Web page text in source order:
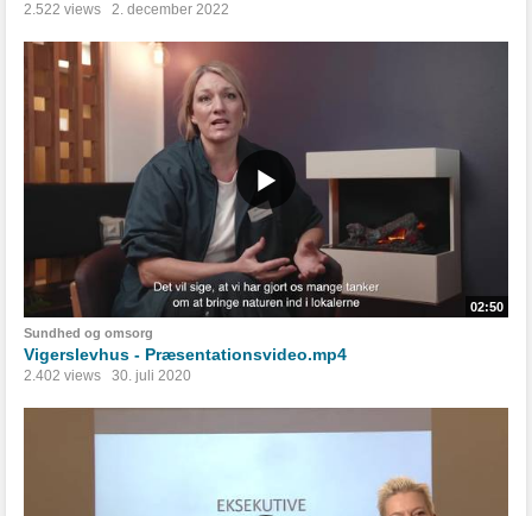
2.522 views 2. december 2022
02:50
Sundhed og omsorg
Vigerslevhus - Præsentationsvideo.mp4
2.402 views 30. juli 2020